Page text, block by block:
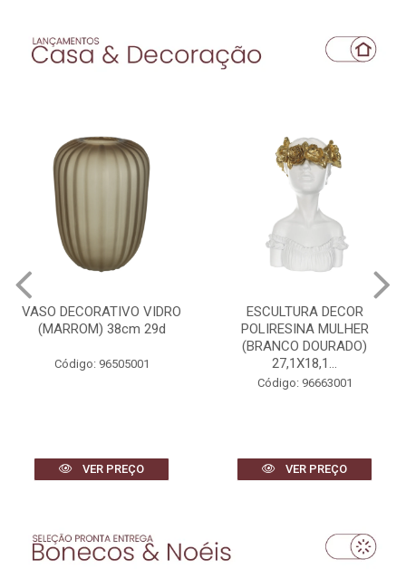
VASO DECORATIVO VIDRO
(MARROM) 38cm 29d
Código: 96505001
VER PREÇO
ESCULTURA DECOR
POLIRESINA MULHER
(BRANCO DOURADO)
27,1X18,1...
Código: 96663001
VER PREÇO